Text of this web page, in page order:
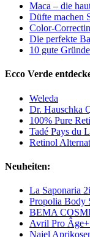
Maca – die
Düfte machen
Color-
Die perfekte
10 gute
Ecco Verde
Weleda
Dr. Hauschka
100% Pure
Tadé Pays du
Retinol
Neuheiten:
La Saponaria
Propolia Body
BEMA
Avril Pro
Najel